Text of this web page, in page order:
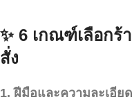
✨ 6 เกณฑ์เลือกร้
สั่ง
1. ฝีมือและความละเอีย